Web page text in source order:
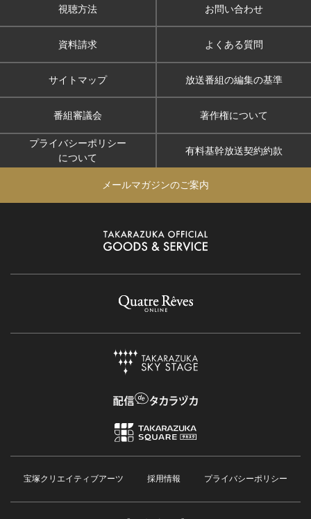
視聴方法 お問い合わせ
資料請求 よくある質問
サイトマップ 放送番組の編集の基準
番組審議会 著作権について
プライバシーポリシー
について
有料基幹放送契約約款
メールマガジンのご案内
宝塚クリエイティブアーツ 採用情報 プライバシーポリシー